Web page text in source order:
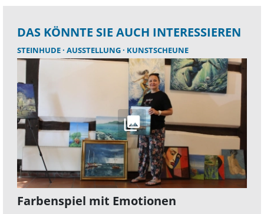
DAS KÖNNTE SIE AUCH INTERESSIEREN
STEINHUDE AUSSTELLUNG KUNSTSCHEUNE
Farbenspiel mit Emotionen